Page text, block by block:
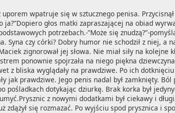
wpatruje się w sztucznego penisa.
głos matki zapraszającej na obiad
potrzebach.-”Może się znudzą?”-
Syna czy córki? Dobry humor nie schodził z niej, a
zignorował jej słowa. Nie miał siły na kolejne
ponownie spojrzała na niego piękna
z bliska wyglądały na prawdziwe. Po ich
jak prawdziwe. Jego penis nadal był zamknięty.
pośladkach dotykając dziurkę. Brak korka był
z nowymi dodatkami był ciekawy i
zdążył się rozmazać. Po wyjściu spod prysznica i